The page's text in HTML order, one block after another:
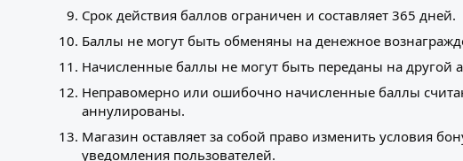
Срок действия баллов ограничен и составляет 365 дней.
Баллы не могут быть обменяны на денежное
Начисленные баллы не могут быть переданы на другой
Неправомерно или ошибочно начисленные баллы
аннулированы.
Магазин оставляет за собой право изменить условия
уведомления пользователей.